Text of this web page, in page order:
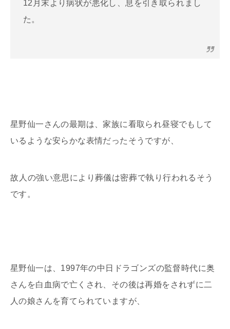
12月末より病状が悪化し、息を引き取られ まし
た。
星野仙一さんの最期は、家族に看取られ昼寝でもして
いるような安らかな表情だったそうですが、
故 人の強い意思により葬儀は密葬で執り行われるそう
です。
星野仙一は、1997年の中日ドラゴンズの監督時代に奥
さんを白血病で亡くされ、その後は再婚をされずに二
人の娘さんを育てられていますが、